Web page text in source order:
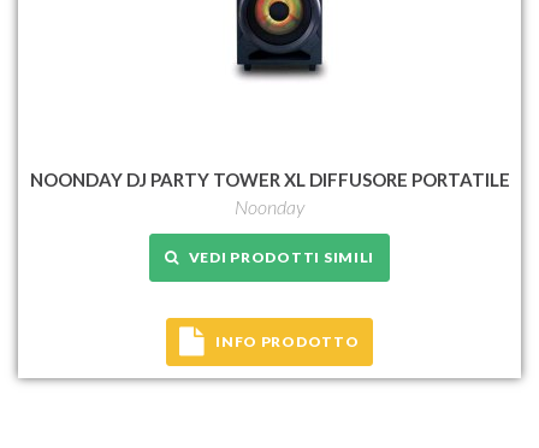
NOONDAY DJ PARTY TOWER XL DIFFUSORE PORTATILE
Noonday
VEDI PRODOTTI SIMILI
INFO PRODOTTO